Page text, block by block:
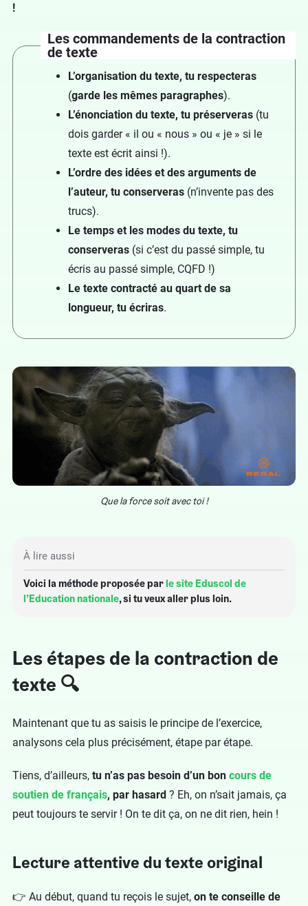
!
Les commandements de la contraction
de texte
L’organisation du texte, tu respecteras
(garde les mêmes paragraphes).
L’énonciation du texte, tu préserveras (tu
dois garder « il ou « nous » ou « je » si le
texte est écrit ainsi !).
L’ordre des idées et des arguments de
l’auteur, tu conserveras (n’invente pas des
trucs).
Le temps et les modes du texte, tu
conserveras (si c’est du passé simple, tu
écris au passé simple, CQFD !)
Le texte contracté au quart de sa
longueur, tu écriras.
Que la force soit avec toi !
À lire aussi
Voici la méthode proposée parle site Eduscol de
l’Education nationale, si tu veux aller plus loin.
Les étapes de la contraction de
texte 🔍
Maintenant que tu as saisis le principe de l’exercice,
analysons cela plus précisément, étape par étape.
Tiens, d’ailleurs, tu n’as pas besoin d’un bon cours de
soutien de français, par hasard ? Eh, on n’sait jamais, ça
peut toujours te servir ! On te dit ça, on ne dit rien, hein !
Lecture attentive du texte original
👉 Au début, quand tu reçois le sujet, on te conseille de